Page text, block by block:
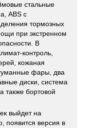
стальные
ABS с
тормозных
при экстренном
В
контроль,
кожаная
фары, два
диски, система
также бортовой
выйдет на
появится версия в